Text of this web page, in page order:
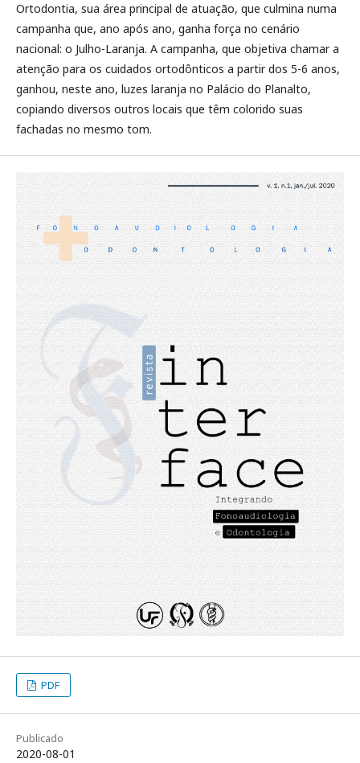
Ortodontia, sua área principal de atuação, que culmina numa
campanha que, ano após ano, ganha força no cenário
nacional: o Julho-Laranja. A campanha, que objetiva chamar a
atenção para os cuidados ortodônticos a partir dos 5-6 anos,
ganhou, neste ano, luzes laranja no Palácio do Planalto,
copiando diversos outros locais que têm colorido suas
fachadas no mesmo tom.
PDF
Publicado
2020-08-01